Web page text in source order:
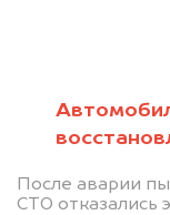
После аварии
СТО отказались